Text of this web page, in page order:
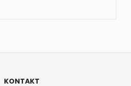
KONTAKT